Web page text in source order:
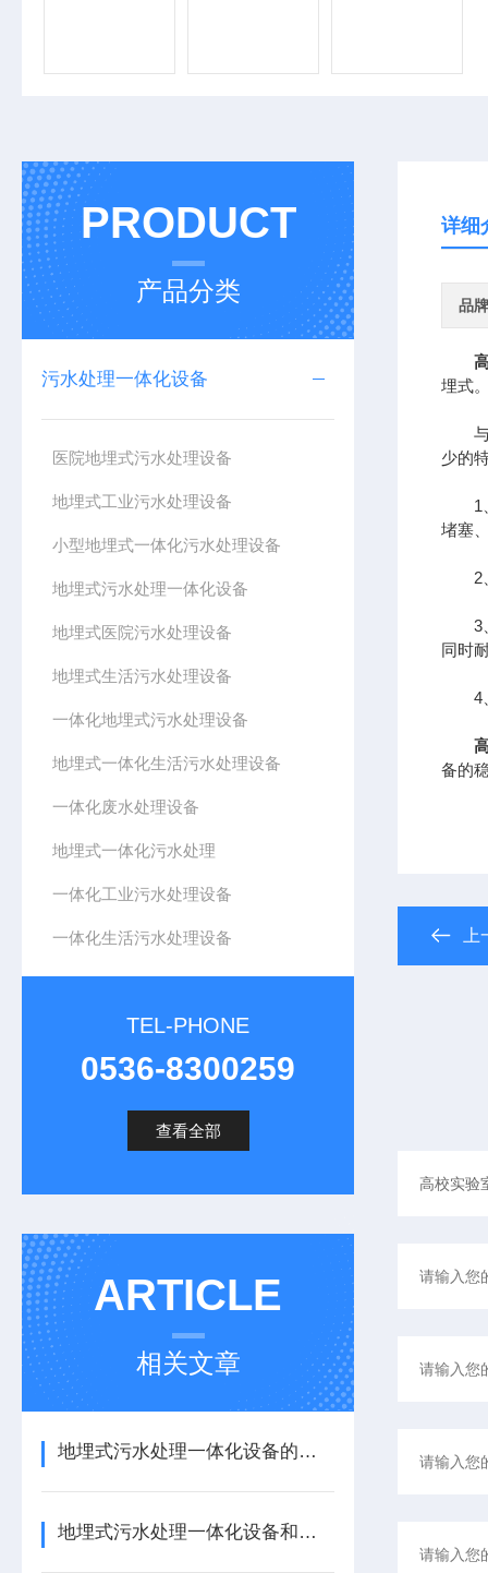
PRODUCT
产品分类
污水处理一体化设备
医院地埋式污水处理设备
地埋式工业污水处理设备
小型地埋式一体化污水处理设备
地埋式污水处理一体化设备
地埋式医院污水处理设备
地埋式生活污水处理设备
一体化地埋式污水处理设备
地埋式一体化生活污水处理设备
一体化废水处理设备
地埋式一体化污水处理
一体化工业污水处理设备
一体化生活污水处理设备
TEL-PHONE
0536-8300259
查看全部
ARTICLE
相关文章
地埋式污水处理一体化设备的备发展趋势分析
地埋式污水处理一体化设备和地下式污水处理厂哪个好呢？
详细
品牌
埋式
与活
少的
1、
堵塞
2、
3、
同时
4、
备的